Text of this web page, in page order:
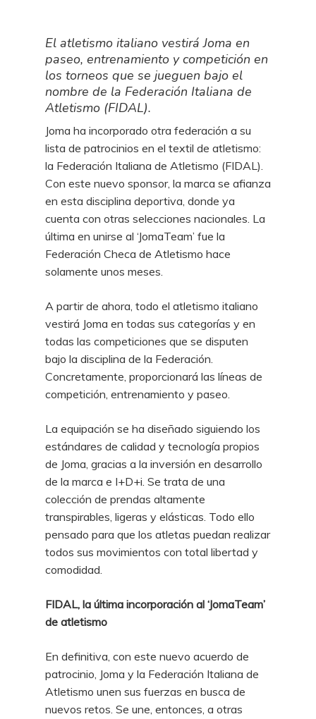
El atletismo italiano vestirá Joma en
paseo, entrenamiento y competición en
los torneos que se jueguen bajo el
nombre de la Federación Italiana de
Atletismo (FIDAL).
Joma ha incorporado otra federación a su
lista de patrocinios en el textil de atletismo:
la Federación Italiana de Atletismo (FIDAL).
Con este nuevo sponsor, la marca se afianza
en esta disciplina deportiva, donde ya
cuenta con otras selecciones nacionales. La
última en unirse al ‘JomaTeam’ fue la
Federación Checa de Atletismo hace
solamente unos meses.
A partir de ahora, todo el atletismo italiano
vestirá Joma en todas sus categorías y en
todas las competiciones que se disputen
bajo la disciplina de la Federación.
Concretamente, proporcionará las líneas de
competición, entrenamiento y paseo.
La equipación se ha diseñado siguiendo los
estándares de calidad y tecnología propios
de Joma, gracias a la inversión en desarrollo
de la marca e I+D+i. Se trata de una
colección de prendas altamente
transpirables, ligeras y elásticas. Todo ello
pensado para que los atletas puedan realizar
todos sus movimientos con total libertad y
comodidad.
FIDAL, la última incorporación al ‘JomaTeam’
de atletismo
En definitiva, con este nuevo acuerdo de
patrocinio, Joma y la Federación Italiana de
Atletismo unen sus fuerzas en busca de
nuevos retos. Se une, entonces, a otras